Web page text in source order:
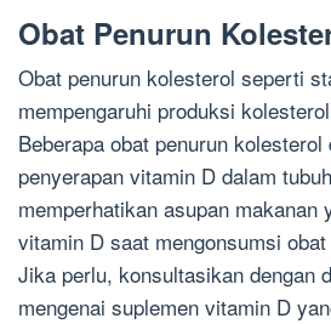
Obat Penurun
Obat penurun kolesterol seperti
mempengaruhi produksi
Beberapa obat penurun
penyerapan vitamin D dalam
memperhatikan asupan makanan
vitamin D saat mengonsumsi
Jika perlu, konsultasikan dengan
mengenai suplemen vitamin D